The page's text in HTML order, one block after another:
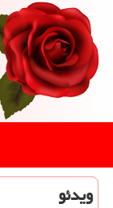
ویدئو